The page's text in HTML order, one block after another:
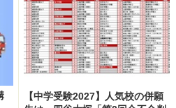
【中学受験2027】人気校の併願